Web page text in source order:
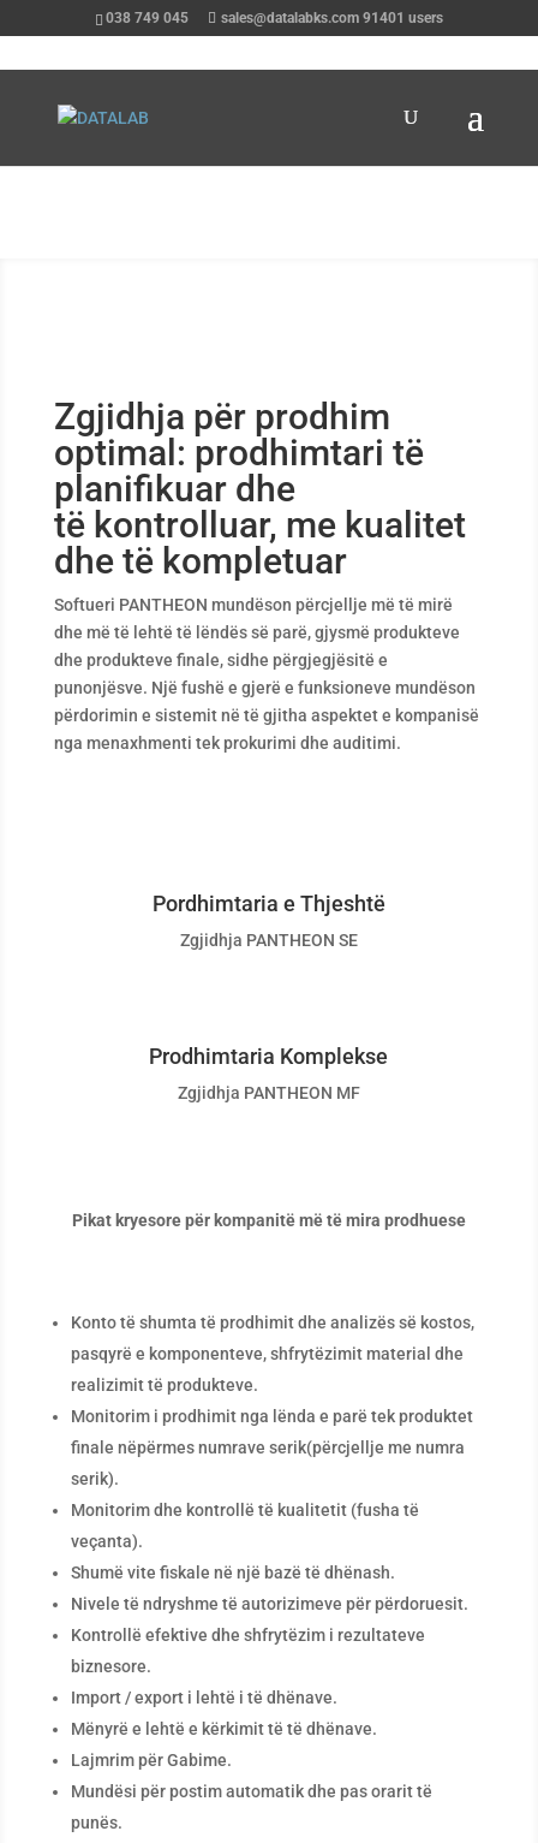
038 749 045 sales@datalabks.com 91401 users
Zgjidhja për prodhim
optimal: prodhimtari të
planifikuar dhe
të kontrolluar, me kualitet
dhe të kompletuar
Softueri PANTHEON mundëson përcjellje më të mirë
dhe më të lehtë të lëndës së parë, gjysmë produkteve
dhe produkteve finale, sidhe përgjegjësitë e
punonjësve. Një fushë e gjerë e funksioneve mundëson
përdorimin e sistemit në të gjitha aspektet e kompanisë
nga menaxhmenti tek prokurimi dhe auditimi.
Pordhimtaria e Thjeshtë
Zgjidhja PANTHEON SE
Prodhimtaria Komplekse
Zgjidhja PANTHEON MF
Pikat kryesore për kompanitë më të mira prodhuese
Konto të shumta të prodhimit dhe analizës së kostos,
pasqyrë e komponenteve, shfrytëzimit material dhe
realizimit të produkteve.
Monitorim i prodhimit nga lënda e parë tek produktet
finale nëpërmes numrave serik(përcjellje me numra
serik).
Monitorim dhe kontrollë të kualitetit (fusha të
veçanta).
Shumë vite fiskale në një bazë të dhënash.
Nivele të ndryshme të autorizimeve për përdoruesit.
Kontrollë efektive dhe shfrytëzim i rezultateve
biznesore.
Import / export i lehtë i të dhënave.
Mënyrë e lehtë e kërkimit të të dhënave.
Lajmrim për Gabime.
Mundësi për postim automatik dhe pas orarit të
punës.